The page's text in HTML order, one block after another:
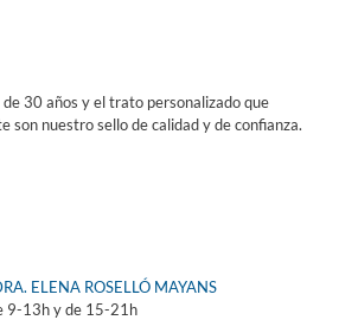
30 años y el trato personalizado que
son nuestro sello de calidad y de confianza.
ELENA ROSELLÓ MAYANS
9-13h y de 15-21h